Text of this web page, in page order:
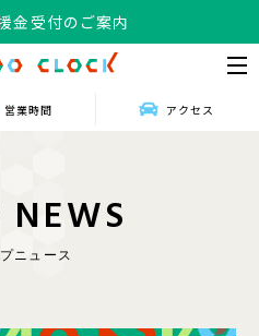
金受付のご案内
営業時間 アクセス
NEWS
ニュース